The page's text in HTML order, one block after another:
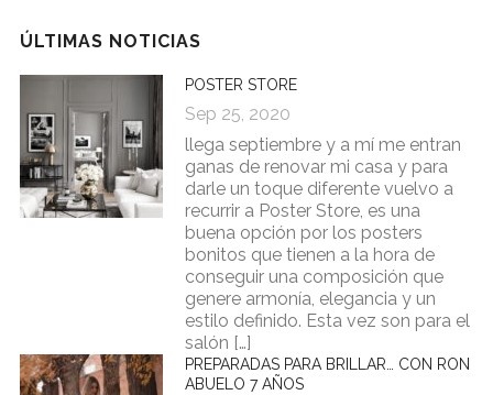
ÚLTIMAS NOTICIAS
POSTER STORE
Sep 25, 2020
llega septiembre y a mí me entran
ganas de renovar mi casa y para
darle un toque diferente vuelvo a
recurrir a Poster Store, es una
buena opción por los posters
bonitos que tienen a la hora de
conseguir una composición que
genere armonía, elegancia y un
estilo definido. Esta vez son para el
salón […]
PREPARADAS PARA BRILLAR… CON RON
ABUELO 7 AÑOS